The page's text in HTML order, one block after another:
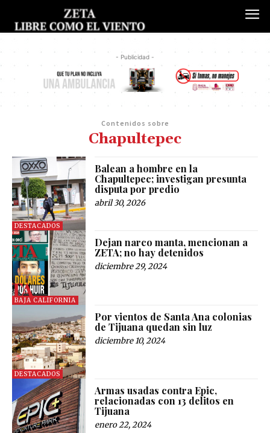
- Publicidad -
Contenidos sobre
Chapultepec
DESTACADOS
Balean a hombre en la
Chapultepec; investigan presunta
disputa por predio
abril 30, 2026
BAJA CALIFORNIA
Dejan narco manta, mencionan a
ZETA; no hay detenidos
diciembre 29, 2024
DESTACADOS
Por vientos de Santa Ana colonias
de Tijuana quedan sin luz
diciembre 10, 2024
Armas usadas contra Epic,
relacionadas con 13 delitos en
Tijuana
enero 22, 2024